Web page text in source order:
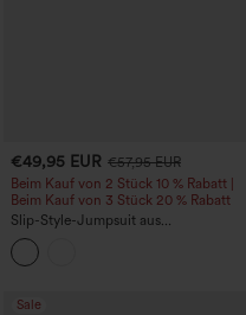
€49,95 EUR €57,95 EUR
Beim Kauf von 2 Stück 10 % Rabatt |
Beim Kauf von 3 Stück 20 % Rabatt
Slip-Style-Jumpsuit aus
leopardgemustertem Mesh, gerafft, mit
Knoten vorn, lässig und weit
geschnitten, mit Taschen
Sale